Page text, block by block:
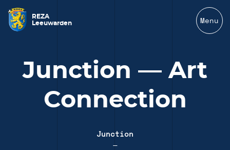
REZA
Leeuwarden
Menu
Junction — Art
Connection
Junction
—